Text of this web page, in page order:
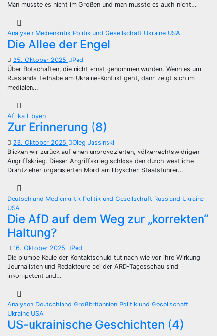
Man musste es nicht im Großen und man musste es auch nicht…
Analysen Medienkritik Politik und Gesellschaft Ukraine USA
Die Allee der Engel
25. Oktober 2025
Ped
Über Botschaften, die nicht ernst genommen wurden. Wenn es um
Russlands Teilhabe am Ukraine-Konflikt geht, dann zeigt sich im
medialen…
Afrika Libyen
Zur Erinnerung (8)
23. Oktober 2025
Oleg Jassinski
Blicken wir zurück auf einen unprovozierten, völkerrechtswidrigen
Angriffskrieg. Dieser Angriffskrieg schloss den durch westliche
Drahtzieher organisierten Mord am libyschen Staatsführer…
Deutschland Medienkritik Politik und Gesellschaft Russland Ukraine
USA
Die AfD auf dem Weg zur „korrekten“
Haltung?
16. Oktober 2025
Ped
Die plumpe Keule der Kontaktschuld tut nach wie vor ihre Wirkung.
Journalisten und Redakteure bei der ARD-Tagesschau sind
inkompetent und…
Analysen Deutschland Großbritannien Politik und Gesellschaft
Ukraine USA
US-ukrainische Geschichten (4)